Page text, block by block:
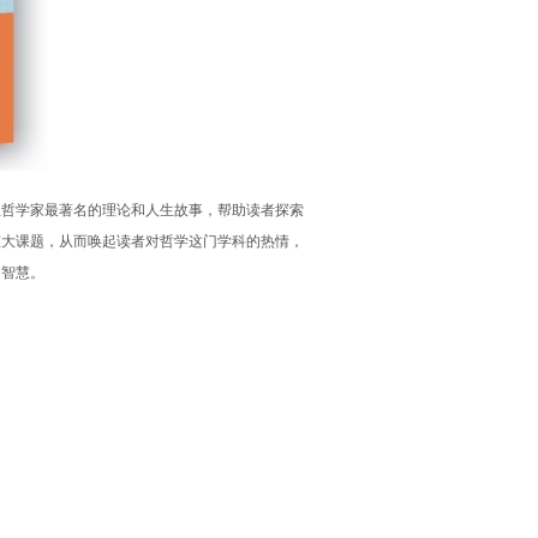
学家最著名的理论和人生故事，帮助读者探索
课题，从而唤起读者对哲学这门学科的热情，
慧。